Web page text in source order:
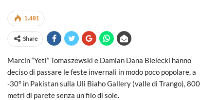
1.491
Share
Marcin “Yeti” Tomaszewski e Damian Dana Bielecki hanno
deciso di passare le feste invernali in modo poco popolare, a
-30° in Pakistan sulla Uli Biaho Gallery (valle di Trango), 800
metri di parete senza un filo di sole.